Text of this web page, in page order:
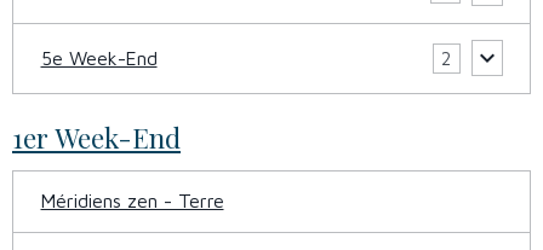
5e Week-End 2
1er Week-End
Méridiens zen - Terre